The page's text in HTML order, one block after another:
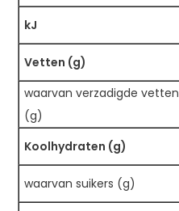
kJ
Vetten (g)
waarvan verzadigde vetten
(g)
Koolhydraten (g)
waarvan suikers (g)